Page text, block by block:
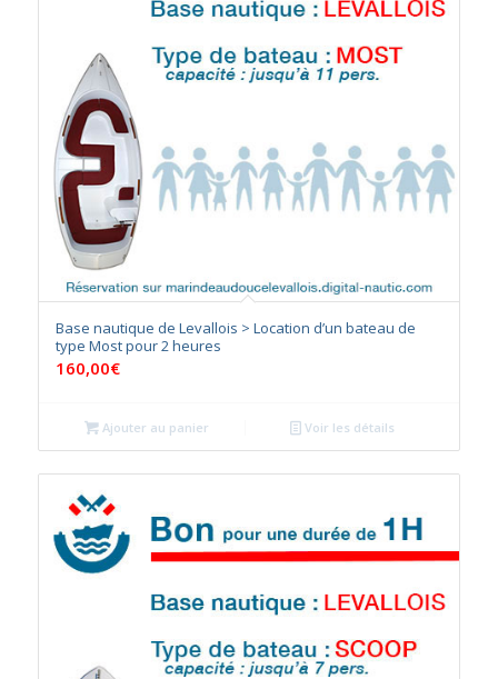
Base nautique de Levallois > Location d’un bateau de
type Most pour 2 heures
160,00€
Ajouter au panier Voir les détails